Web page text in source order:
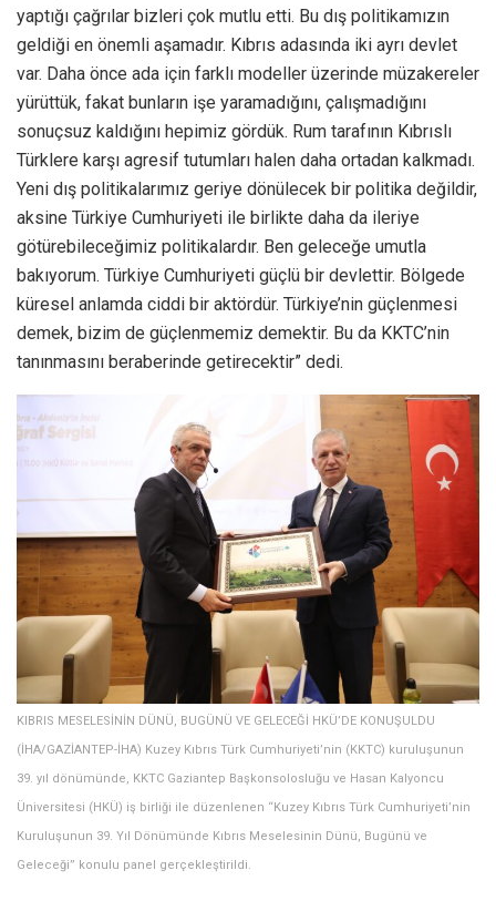
yaptığı çağrılar bizleri çok mutlu etti. Bu dış politikamızın
geldiği en önemli aşamadır. Kıbrıs adasında iki ayrı devlet
var. Daha önce ada için farklı modeller üzerinde müzakereler
yürüttük, fakat bunların işe yaramadığını, çalışmadığını
sonuçsuz kaldığını hepimiz gördük. Rum tarafının Kıbrıslı
Türklere karşı agresif tutumları halen daha ortadan kalkmadı.
Yeni dış politikalarımız geriye dönülecek bir politika değildir,
aksine Türkiye Cumhuriyeti ile birlikte daha da ileriye
götürebileceğimiz politikalardır. Ben geleceğe umutla
bakıyorum. Türkiye Cumhuriyeti güçlü bir devlettir. Bölgede
küresel anlamda ciddi bir aktördür. Türkiye’nin güçlenmesi
demek, bizim de güçlenmemiz demektir. Bu da KKTC’nin
tanınmasını beraberinde getirecektir” dedi.
KIBRIS MESELESİNİN DÜNÜ, BUGÜNÜ VE GELECEĞİ HKÜ’DE KONUŞULDU
(İHA/GAZİANTEP-İHA) Kuzey Kıbrıs Türk Cumhuriyeti’nin (KKTC) kuruluşunun
39. yıl dönümünde, KKTC Gaziantep Başkonsolosluğu ve Hasan Kalyoncu
Üniversitesi (HKÜ) iş birliği ile düzenlenen “Kuzey Kıbrıs Türk Cumhuriyeti’nin
Kuruluşunun 39. Yıl Dönümünde Kıbrıs Meselesinin Dünü, Bugünü ve
Geleceği” konulu panel gerçekleştirildi.